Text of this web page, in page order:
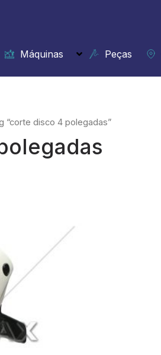
Máquinas Peças
“corte disco 4 polegadas”